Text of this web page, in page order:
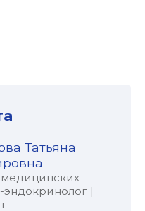
Татьяна
эндокринолог |